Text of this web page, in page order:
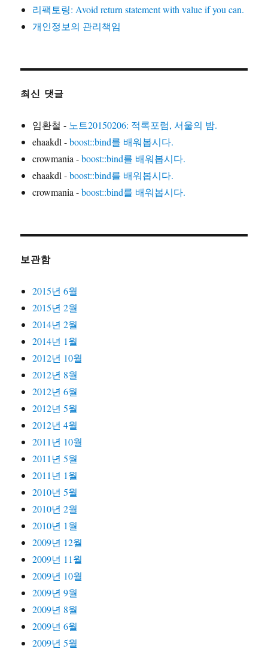
리팩토링: Avoid return statement with value if you can.
개인정보의 관리책임
최신 댓글
임환철 - 노트20150206: 적록포럼, 서울의 밤.
ehaakdl -boost::bind를 배워봅시다.
crowmania -boost::bind를 배워봅시다.
ehaakdl -boost::bind를 배워봅시다.
crowmania -boost::bind를 배워봅시다.
보관함
2015년 6월
2015년 2월
2014년 2월
2014년 1월
2012년 10월
2012년 8월
2012년 6월
2012년 5월
2012년 4월
2011년 10월
2011년 5월
2011년 1월
2010년 5월
2010년 2월
2010년 1월
2009년 12월
2009년 11월
2009년 10월
2009년 9월
2009년 8월
2009년 6월
2009년 5월